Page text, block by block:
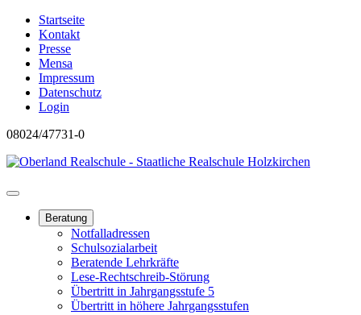
Startseite
Kontakt
Presse
Mensa
Impressum
Datenschutz
Login
08024/47731-0
Beratung
Notfalladressen
Schulsozialarbeit
Beratende Lehrkräfte
Lese-Rechtschreib-Störung
Übertritt in Jahrgangsstufe 5
Übertritt in höhere Jahrgangsstufen